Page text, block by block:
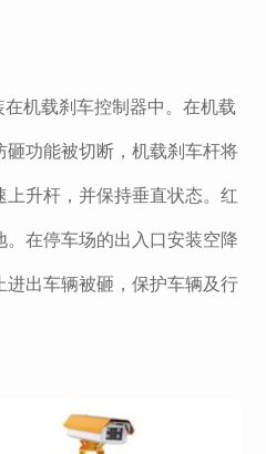
机载刹车控制器中。在机载
砸功能被切断，机载刹车杆将
上升杆，并保持垂直状态。红
在停车场的出入口安装空降
进出车辆被砸，保护车辆及行